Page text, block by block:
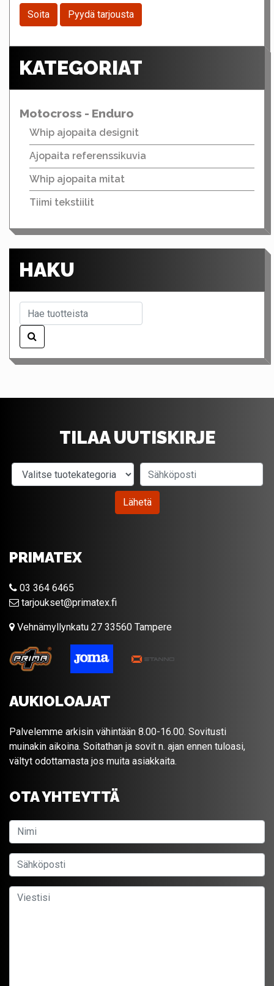
Soita Pyydä tarjousta
KATEGORIAT
Motocross - Enduro
Whip ajopaita designit
Ajopaita referenssikuvia
Whip ajopaita mitat
Tiimi tekstiilit
HAKU
TILAA UUTISKIRJE
Valitse tuotekategoria
Lähetä
PRIMATEX
03 364 6465
tarjoukset@primatex.fi
Vehnämyllynkatu 27 33560 Tampere
AUKIOLOAJAT
Palvelemme arkisin vähintään 8.00-16.00. Sovitusti
muinakin aikoina. Soitathan ja sovit n. ajan ennen tuloasi,
vältyt odottamasta jos muita asiakkaita.
OTA YHTEYTTÄ